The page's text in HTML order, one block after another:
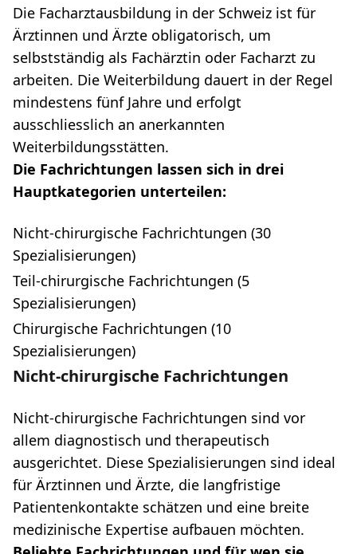
Die Facharztausbildung in der Schweiz ist für
Ärztinnen und Ärzte obligatorisch, um
selbstständig als Fachärztin oder Facharzt zu
arbeiten. Die Weiterbildung dauert in der Regel
mindestens fünf Jahre und erfolgt
ausschliesslich an anerkannten
Weiterbildungsstätten.
Die Fachrichtungen lassen sich in drei
Hauptkategorien unterteilen:
Nicht-chirurgische Fachrichtungen (30
Spezialisierungen)
Teil-chirurgische Fachrichtungen (5
Spezialisierungen)
Chirurgische Fachrichtungen (10
Spezialisierungen)
Nicht-chirurgische Fachrichtungen
Nicht-chirurgische Fachrichtungen sind vor
allem diagnostisch und therapeutisch
ausgerichtet. Diese Spezialisierungen sind ideal
für Ärztinnen und Ärzte, die langfristige
Patientenkontakte schätzen und eine breite
medizinische Expertise aufbauen möchten.